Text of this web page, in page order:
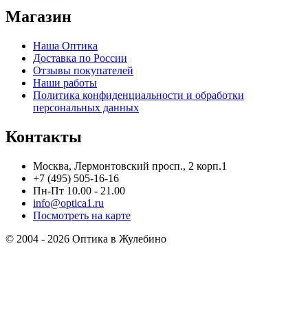
Магазин
Наша Оптика
Доставка по России
Отзывы покупателей
Наши работы
Политика конфиденциальности и обработки
персональных данных
Контакты
Москва, Лермонтовский просп., 2 корп.1
+7 (495) 505-16-16
Пн-Пт 10.00 - 21.00
info@optica1.ru
Посмотреть на карте
© 2004 - 2026 Оптика в Жулебино